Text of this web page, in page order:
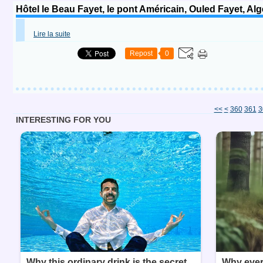
Hôtel le Beau Fayet, le pont Américain, Ouled Fayet,
Lire la suite
Repost 0
<< < 300
310
320
330
340
350
360 361